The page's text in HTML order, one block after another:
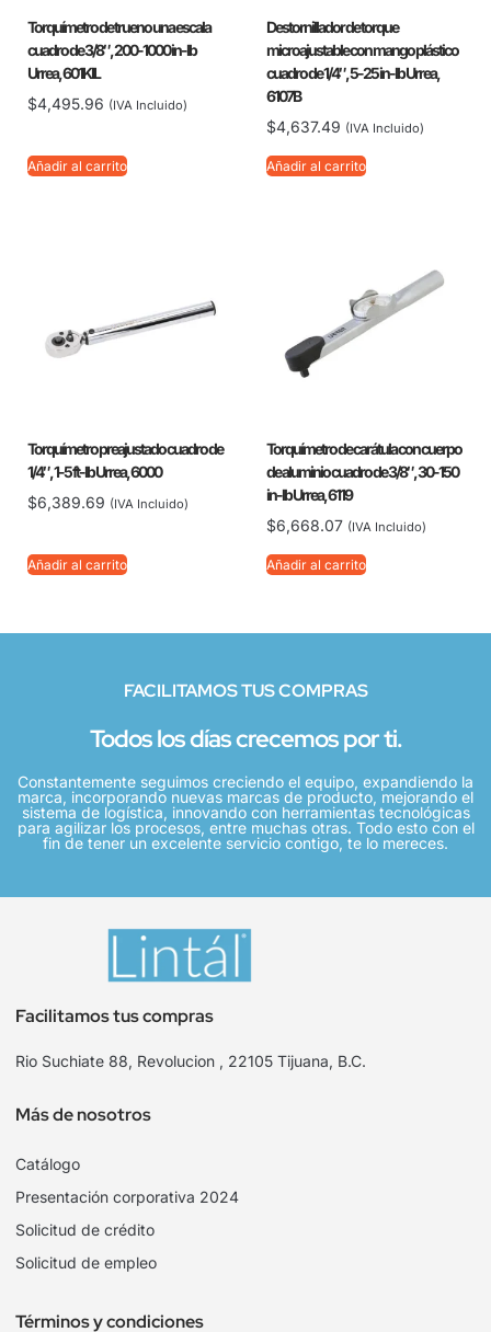
Torquímetro de trueno una escala
cuadro de 3/8″, 200-1000 in-lb
Urrea, 601KIL
$4,495.96 (IVA Incluido)
Añadir al carrito
Destornillador de torque
microajustable con mango plástico
cuadro de 1/4″, 5-25 in-lb Urrea,
6107B
$4,637.49 (IVA Incluido)
Añadir al carrito
Torquímetro preajustado cuadro de
1/4″, 1-5 ft-lb Urrea, 6000
$6,389.69 (IVA Incluido)
Añadir al carrito
Torquímetro de carátula con cuerpo
de aluminio cuadro de 3/8″, 30-150
in-lb Urrea, 6119
$6,668.07 (IVA Incluido)
Añadir al carrito
FACILITAMOS TUS COMPRAS
Todos los días crecemos por ti.
Constantemente seguimos creciendo el equipo, expandiendo la
marca, incorporando nuevas marcas de producto, mejorando el
sistema de logística, innovando con herramientas tecnológicas
para agilizar los procesos, entre muchas otras. Todo esto con el
fin de tener un excelente servicio contigo, te lo mereces.
Facilitamos tus compras
Rio Suchiate 88, Revolucion , 22105 Tijuana, B.C.
Más de nosotros
Catálogo
Presentación corporativa 2024
Solicitud de crédito
Solicitud de empleo
Términos y condiciones